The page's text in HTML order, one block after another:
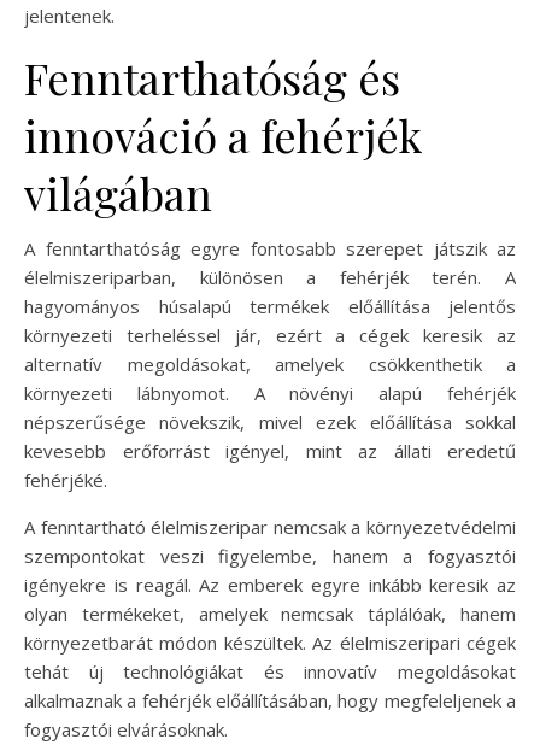
jelentenek.
Fenntarthatóság és
innováció a fehérjék
világában
A fenntarthatóság egyre fontosabb szerepet játszik az
élelmiszeriparban, különösen a fehérjék terén. A
hagyományos húsalapú termékek előállítása jelentős
környezeti terheléssel jár, ezért a cégek keresik az
alternatív megoldásokat, amelyek csökkenthetik a
környezeti lábnyomot. A növényi alapú fehérjék
népszerűsége növekszik, mivel ezek előállítása sokkal
kevesebb erőforrást igényel, mint az állati eredetű
fehérjéké.
A fenntartható élelmiszeripar nemcsak a környezetvédelmi
szempontokat veszi figyelembe, hanem a fogyasztói
igényekre is reagál. Az emberek egyre inkább keresik az
olyan termékeket, amelyek nemcsak táplálóak, hanem
környezetbarát módon készültek. Az élelmiszeripari cégek
tehát új technológiákat és innovatív megoldásokat
alkalmaznak a fehérjék előállításában, hogy megfeleljenek a
fogyasztói elvárásoknak.